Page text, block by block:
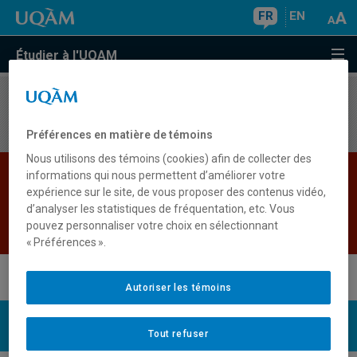
FR EN
Étudier à l'UQAM
Aucun résultat
Les bases de données institutionnelles sont
indisponibles pour le moment. Veuillez
réessayer plus tard.
Retour
UQAM
Préférences en matière de témoins
Nous utilisons des témoins (cookies) afin de collecter des
informations qui nous permettent d’améliorer votre
expérience sur le site, de vous proposer des contenus vidéo,
d’analyser les statistiques de fréquentation, etc. Vous
pouvez personnaliser votre choix en sélectionnant
« Préférences ».
Tout refuser
Autoriser les témoins